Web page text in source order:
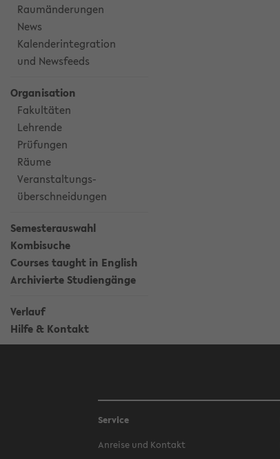
Raumänderungen
News
Kalenderintegration
und Newsfeeds
Organisation
Fakultäten
Lehrende
Prüfungen
Räume
Veranstaltungs-
überschneidungen
Semesterauswahl
Kombisuche
Courses taught in English
Archivierte Studiengänge
Verlauf
Hilfe & Kontakt
Service
Anreise und Kontakt